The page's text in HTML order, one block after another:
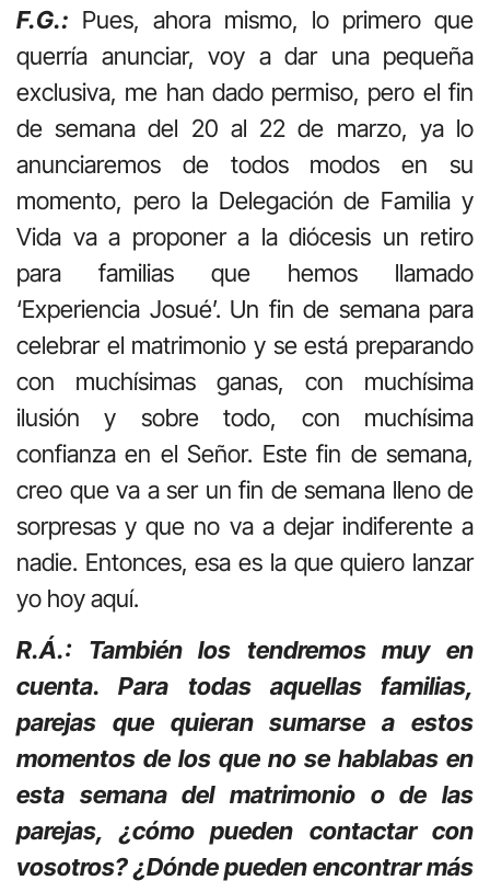
F.G.: Pues, ahora mismo, lo primero que
querría anunciar, voy a dar una pequeña
exclusiva, me han dado permiso, pero el fin
de semana del 20 al 22 de marzo, ya lo
anunciaremos de todos modos en su
momento, pero la Delegación de Familia y
Vida va a proponer a la diócesis un retiro
para familias que hemos llamado
‘Experiencia Josué’. Un fin de semana para
celebrar el matrimonio y se está preparando
con muchísimas ganas, con muchísima
ilusión y sobre todo, con muchísima
confianza en el Señor. Este fin de semana,
creo que va a ser un fin de semana lleno de
sorpresas y que no va a dejar indiferente a
nadie. Entonces, esa es la que quiero lanzar
yo hoy aquí.
R.Á.: También los tendremos muy en
cuenta. Para todas aquellas familias,
parejas que quieran sumarse a estos
momentos de los que no se hablabas en
esta semana del matrimonio o de las
parejas, ¿cómo pueden contactar con
vosotros? ¿Dónde pueden encontrar más